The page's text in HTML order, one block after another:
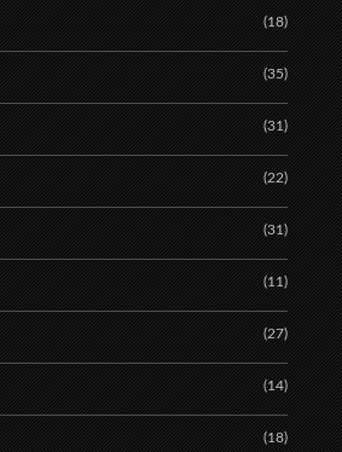
(18)
(35)
(31)
(22)
(31)
(11)
(27)
(14)
(18)